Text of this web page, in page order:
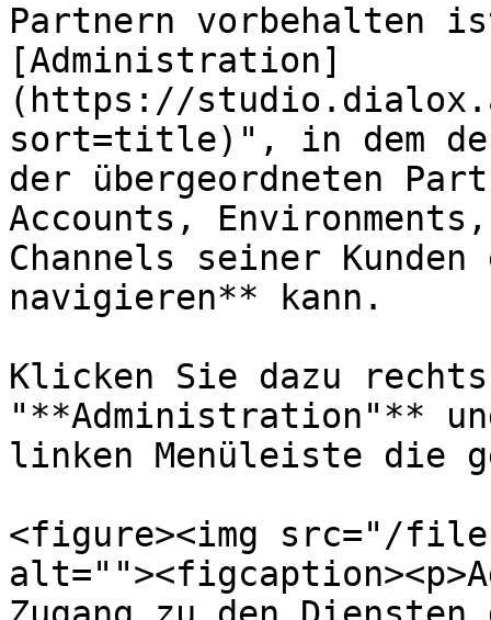
Partnern vorbehalten
[Administration]
(https://
sort=title)", in dem der
der übergeordneten
Accounts,
Channels seiner
navigieren** kann.
Klicken Sie dazu
"**Administration"**
linken Menüleiste die
<figure><img src="/